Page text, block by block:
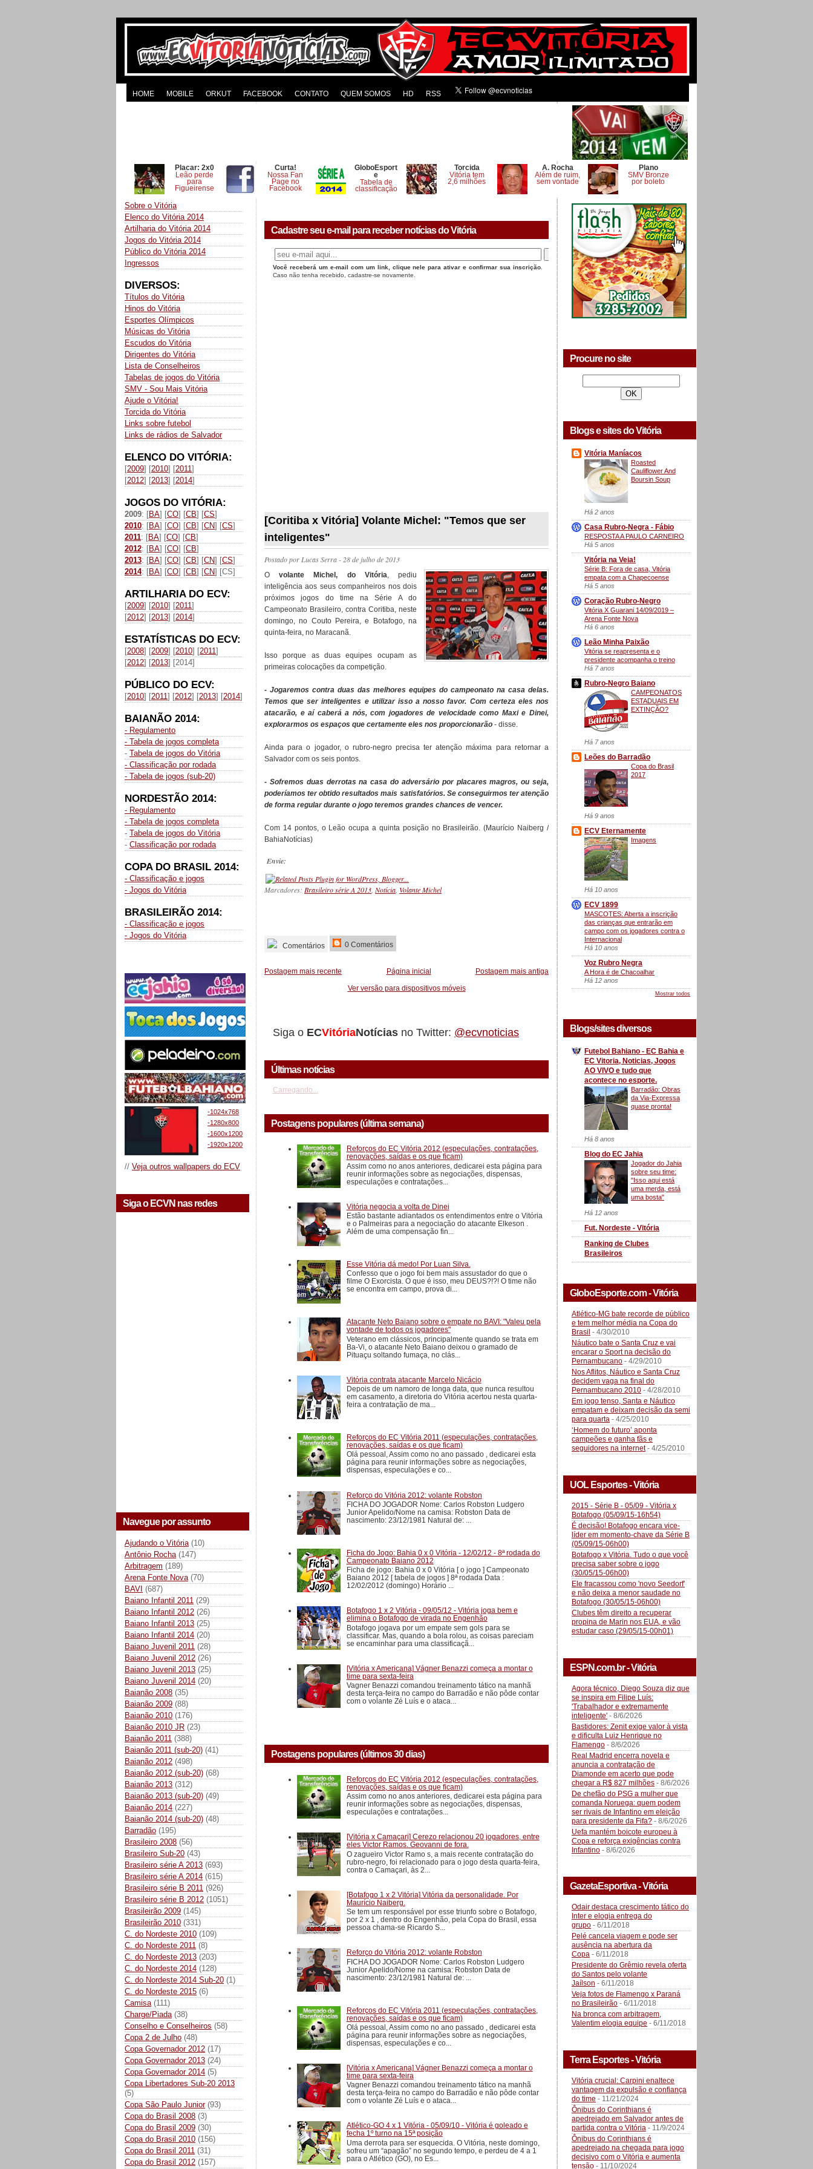
HOME MOBILE ORKUT FACEBOOK CONTATO QUEM SOMOS HD RSS
Placar: 2x0
Leão perde
para
Figueirense
Curta!
Nossa Fan
Page no
Facebook
GloboEsport
e
Tabela de
classificação
Torcida
Vitória tem
2,6 milhões
A. Rocha
Além de ruim,
sem vontade
Plano
SMV Bronze
por boleto
Sobre o Vitória
Elenco do Vitória 2014
Artilharia do Vitória 2014
Jogos do Vitória 2014
Público do Vitória 2014
Ingressos
DIVERSOS:
Títulos do Vitória
Hinos do Vitória
Esportes Olímpicos
Músicas do Vitória
Escudos do Vitória
Dirigentes do Vitória
Lista de Conselheiros
Tabelas de jogos do Vitória
SMV - Sou Mais Vitória
Ajude o Vitória!
Torcida do Vitória
Links sobre futebol
Links de rádios de Salvador
ELENCO DO VITÓRIA:
[2009] [2010] [2011]
[2012] [2013] [2014]
JOGOS DO VITÓRIA:
2009: [BA] [CO] [CB] [CS]
2010: [BA] [CO] [CB] [CN] [CS]
2011: [BA] [CO] [CB]
2012: [BA] [CO] [CB]
2013: [BA] [CO] [CB] [CN] [CS]
2014: [BA] [CO] [CB] [CN] [CS]
ARTILHARIA DO ECV:
[2009] [2010] [2011]
[2012] [2013] [2014]
ESTATÍSTICAS DO ECV:
[2008] [2009] [2010] [2011]
[2012] [2013] [2014]
PÚBLICO DO ECV:
[2010] [2011] [2012] [2013] [2014]
BAIANÃO 2014:
- Regulamento
- Tabela de jogos completa
- Tabela de jogos do Vitória
- Classificação por rodada
- Tabela de jogos (sub-20)
NORDESTÃO 2014:
- Regulamento
- Tabela de jogos completa
- Tabela de jogos do Vitória
- Classificação por rodada
COPA DO BRASIL 2014:
- Classificação e jogos
- Jogos do Vitória
BRASILEIRÃO 2014:
- Classificação e jogos
- Jogos do Vitória
-1024x768
-1280x800
-1600x1200
-1920x1200
// Veja outros wallpapers do ECV
Siga o ECVN nas redes
Navegue por assunto
Ajudando o Vitória (10)
Antônio Rocha (147)
Arbitragem (189)
Arena Fonte Nova (70)
BAVI (687)
Baiano Infantil 2011 (29)
Baiano Infantil 2012 (26)
Baiano Infantil 2013 (25)
Baiano Infantil 2014 (20)
Baiano Juvenil 2011 (28)
Baiano Juvenil 2012 (26)
Baiano Juvenil 2013 (25)
Baiano Juvenil 2014 (20)
Baianão 2008 (35)
Baianão 2009 (88)
Baianão 2010 (176)
Baianão 2010 JR (23)
Baianão 2011 (388)
Baianão 2011 (sub-20) (41)
Baianão 2012 (498)
Baianão 2012 (sub-20) (68)
Baianão 2013 (312)
Baianão 2013 (sub-20) (49)
Baianão 2014 (227)
Baianão 2014 (sub-20) (48)
Barradão (195)
Brasileiro 2008 (56)
Brasileiro Sub-20 (43)
Brasileiro série A 2013 (693)
Brasileiro série A 2014 (615)
Brasileiro série B 2011 (926)
Brasileiro série B 2012 (1051)
Brasileirão 2009 (145)
Brasileirão 2010 (331)
C. do Nordeste 2010 (109)
C. do Nordeste 2011 (8)
C. do Nordeste 2013 (203)
C. do Nordeste 2014 (128)
C. do Nordeste 2014 Sub-20 (1)
C. do Nordeste 2015 (6)
Camisa (111)
Charge/Piada (38)
Conselho e Conselheiros (58)
Copa 2 de Julho (48)
Copa Governador 2012 (17)
Copa Governador 2013 (24)
Copa Governador 2014 (5)
Copa Libertadores Sub-20 2013
(5)
Copa São Paulo Junior (93)
Copa do Brasil 2008 (3)
Copa do Brasil 2009 (30)
Copa do Brasil 2010 (156)
Copa do Brasil 2011 (31)
Copa do Brasil 2012 (157)
Cadastre seu e-mail para receber notícias do Vitória
Você receberá um e-mail com um link, clique nele para ativar e confirmar sua inscrição
Caso não tenha recebido, cadastre-se novamente.
[Coritiba x Vitória] Volante Michel: "Temos que ser
inteligentes"
Postado porLucas Serra- 28 de julho de 2013
Ovolante Michel, do Vitória, pediu
inteligência aos seus companheiros nos dois
próximos jogos do time na Série A do
Campeonato Brasileiro, contra Coritiba, neste
domingo, no Couto Pereira, e Botafogo, na
quinta-feira, no Maracanã.
Isso porque as duas equipes ocupam as
primeiras colocações da competição.
- Jogaremos contra duas das melhores equipes do campeonato na casa delas.
Temos que ser inteligentes e utilizar isso a nosso favor. Com certeza eles nos
atacarão, e aí caberá a nós, com jogadores de velocidade como Maxi e Dinei,
explorarmos os espaços que certamente eles nos proporcionarão - disse.
Ainda para o jogador, o rubro-negro precisa ter atenção máxima para retornar a
Salvador com os seis pontos.
- Sofremos duas derrotas na casa do adversário por placares magros, ou seja,
poderíamos ter obtido resultados mais satisfatórios. Se conseguirmos ter atenção
de forma regular durante o jogo teremos grandes chances de vencer.
Com 14 pontos, o Leão ocupa a quinta posição no Brasileirão. (Maurício Naiberg /
BahiaNotícias)
Envie:
Marcadores: Brasileiro série A 2013, Notícia, Volante Michel
Comentários 0 Comentários
Postagem mais recente Postagem mais antiga
Página inicial
Ver versão para dispositivos móveis
Siga o ECVitóriaNotícias no Twitter: @ecvnoticias
Últimas notícias
Carregando...
Postagens populares (última semana)
Reforços do EC Vitória 2012 (especulações, contratações,
renovações, saídas e os que ficam)
Assim como no anos anteriores, dedicarei esta página para
reunir informações sobre as negociações, dispensas,
especulações e contratações...
Vitória negocia a volta de Dinei
Estão bastante adiantados os entendimentos entre o Vitória
e o Palmeiras para a negociação do atacante Elkeson .
Além de uma compensação fin...
Esse Vitória dá medo! Por Luan Silva.
Confesso que o jogo foi bem mais assustador do que o
filme O Exorcista. O que é isso, meu DEUS?!?! O time não
se encontra em campo, prova di...
Atacante Neto Baiano sobre o empate no BAVI: "Valeu pela
vontade de todos os jogadores"
Veterano em clássicos, principalmente quando se trata em
Ba-Vi, o atacante Neto Baiano deixou o gramado de
Pituaçu soltando fumaça, no clás...
Vitória contrata atacante Marcelo Nicácio
Depois de um namoro de longa data, que nunca resultou
em casamento, a diretoria do Vitória acertou nesta quarta-
feira a contratação de ma...
Reforços do EC Vitória 2011 (especulações, contratações,
renovações, saídas e os que ficam)
Olá pessoal, Assim como no ano passado , dedicarei esta
página para reunir informações sobre as negociações,
dispensas, especulações e co...
Reforço do Vitória 2012: volante Robston
FICHA DO JOGADOR Nome: Carlos Robston Ludgero
Junior Apelido/Nome na camisa: Robston Data de
nascimento: 23/12/1981 Natural de: ...
Ficha do Jogo: Bahia 0 x 0 Vitória - 12/02/12 - 8ª rodada do
Campeonato Baiano 2012
Ficha de jogo: Bahia 0 x 0 Vitória [ o jogo ] Campeonato
Baiano 2012 [ tabela de jogos ] 8ª rodada Data :
12/02/2012 (domingo) Horário ...
Botafogo 1 x 2 Vitória - 09/05/12 - Vitória joga bem e
elimina o Botafogo de virada no Engenhão
Botafogo jogava por um empate sem gols para se
classificar. Mas, quando a bola rolou, as coisas pareciam
se encaminhar para uma classificaçã...
[Vitória x Americana] Vágner Benazzi começa a montar o
time para sexta-feira
Vagner Benazzi comandou treinamento tático na manhã
desta terça-feira no campo do Barradão e não pôde contar
com o volante Zé Luís e o ataca...
Postagens populares (últimos 30 dias)
Reforços do EC Vitória 2012 (especulações, contratações,
renovações, saídas e os que ficam)
Assim como no anos anteriores, dedicarei esta página para
reunir informações sobre as negociações, dispensas,
especulações e contratações...
[Vitória x Camaçari] Cerezo relacionou 20 jogadores, entre
eles Victor Ramos. Geovanni de fora.
O zagueiro Victor Ramo s, a mais recente contratação do
rubro-negro, foi relacionado para o jogo desta quarta-feira,
contra o Camaçari, às 2...
[Botafogo 1 x 2 Vitória] Vitória da personalidade. Por
Maurício Naiberg.
Se tem um responsável por esse triunfo sobre o Botafogo,
por 2 x 1 , dentro do Engenhão, pela Copa do Brasil, essa
pessoa chama-se Ricardo S...
Reforço do Vitória 2012: volante Robston
FICHA DO JOGADOR Nome: Carlos Robston Ludgero
Junior Apelido/Nome na camisa: Robston Data de
nascimento: 23/12/1981 Natural de: ...
Reforços do EC Vitória 2011 (especulações, contratações,
renovações, saídas e os que ficam)
Olá pessoal, Assim como no ano passado , dedicarei esta
página para reunir informações sobre as negociações,
dispensas, especulações e co...
[Vitória x Americana] Vágner Benazzi começa a montar o
time para sexta-feira
Vagner Benazzi comandou treinamento tático na manhã
desta terça-feira no campo do Barradão e não pôde contar
com o volante Zé Luís e o ataca...
Atlético-GO 4 x 1 Vitória - 05/09/10 - Vitória é goleado e
fecha 1º turno na 15ª posição
Uma derrota para ser esquecida. O Vitória, neste domingo,
sofreu um “apagão” no segundo tempo, e perdeu de 4 a 1
para o Atlético (GO), no Es...
Procure no site
Blogs e sites do Vitória
Vitória Maníacos
Roasted
Cauliflower And
Boursin Soup
Há 2 anos
Casa Rubro-Negra - Fábio
RESPOSTA A PAULO CARNEIRO
Há 5 anos
Vitória na Veia!
Série B: Fora de casa, Vitória
empata com a Chapecoense
Há 5 anos
Coração Rubro-Negro
Vitória X Guarani 14/09/2019 –
Arena Fonte Nova
Há 6 anos
Leão Minha Paixão
Vitória se reapresenta e o
presidente acompanha o treino
Há 7 anos
Rubro-Negro Baiano
CAMPEONATOS
ESTADUAIS EM
EXTINÇÃO?
Há 7 anos
Leões do Barradão
Copa do Brasil
2017
Há 9 anos
ECV Eternamente
Imagens
Há 10 anos
ECV 1899
MASCOTES: Aberta a inscrição
das crianças que entrarão em
campo com os jogadores contra o
Internacional
Há 10 anos
Voz Rubro Negra
A Hora é de Chacoalhar
Há 12 anos
Mostrar todos
Blogs/sites diversos
Futebol Bahiano - EC Bahia e
EC Vitoria, Noticias, Jogos
AO VIVO e tudo que
acontece no esporte.
Barradão: Obras
da Via-Expressa
quase pronta!
Há 8 anos
Blog do EC Jahia
Jogador do Jahia
sobre seu time:
"Isso aqui está
uma merda, está
uma bosta"
Há 12 anos
Fut. Nordeste - Vitória
Ranking de Clubes
Brasileiros
GloboEsporte.com - Vitória
Atlético-MG bate recorde de público
e tem melhor média na Copa do
Brasil - 4/30/2010
Náutico bate o Santa Cruz e vai
encarar o Sport na decisão do
Pernambucano - 4/29/2010
Nos Aflitos, Náutico e Santa Cruz
decidem vaga na final do
Pernambucano 2010 - 4/28/2010
Em jogo tenso, Santa e Náutico
empatam e deixam decisão da semi
para quarta - 4/25/2010
‘Homem do futuro’ aponta
campeões e ganha fãs e
seguidores na internet- 4/25/2010
UOL Esportes - Vitória
2015 - Série B - 05/09 - Vitória x
Botafogo (05/09/15-16h54)
É decisão! Botafogo encara vice-
líder em momento-chave da Série B
(05/09/15-06h00)
Botafogo x Vitória. Tudo o que você
precisa saber sobre o jogo
(30/05/15-06h00)
Ele fracassou como 'novo Seedorf'
e não deixa a menor saudade no
Botafogo (30/05/15-06h00)
Clubes têm direito a recuperar
propina de Marin nos EUA, e vão
estudar caso (29/05/15-00h01)
ESPN.com.br - Vitória
Agora técnico, Diego Souza diz que
se inspira em Filipe Luís:
'Trabalhador e extremamente
inteligente' - 8/6/2026
Bastidores: Zenit exige valor à vista
e dificulta Luiz Henrique no
Flamengo - 8/6/2026
Real Madrid encerra novela e
anuncia a contratação de
Diamonde em acerto que pode
chegar a R$ 827 milhões - 8/6/2026
De chefão do PSG a mulher que
comanda Noruega: quem podem
ser rivais de Infantino em eleição
para presidente da Fifa? - 8/6/2026
Uefa mantém boicote europeu à
Copa e reforça exigências contra
Infantino - 8/6/2026
GazetaEsportiva - Vitória
Odair destaca crescimento tático do
Inter e elogia entrega do
grupo - 6/11/2018
Pelé cancela viagem e pode ser
ausência na abertura da
Copa - 6/11/2018
Presidente do Grêmio revela oferta
do Santos pelo volante
Jaílson - 6/11/2018
Veja fotos de Flamengo x Paraná
no Brasileirão - 6/11/2018
Na bronca com arbitragem,
Valentim elogia equipe - 6/11/2018
Terra Esportes - Vitória
Vitória crucial: Carpini enaltece
vantagem da expulsão e confiança
do time - 11/21/2024
Ônibus do Corinthians é
apedrejado em Salvador antes de
partida contra o Vitória - 11/9/2024
Ônibus do Corinthians é
apedrejado na chegada para jogo
decisivo com o Vitória e aumenta
tensão - 11/10/2024